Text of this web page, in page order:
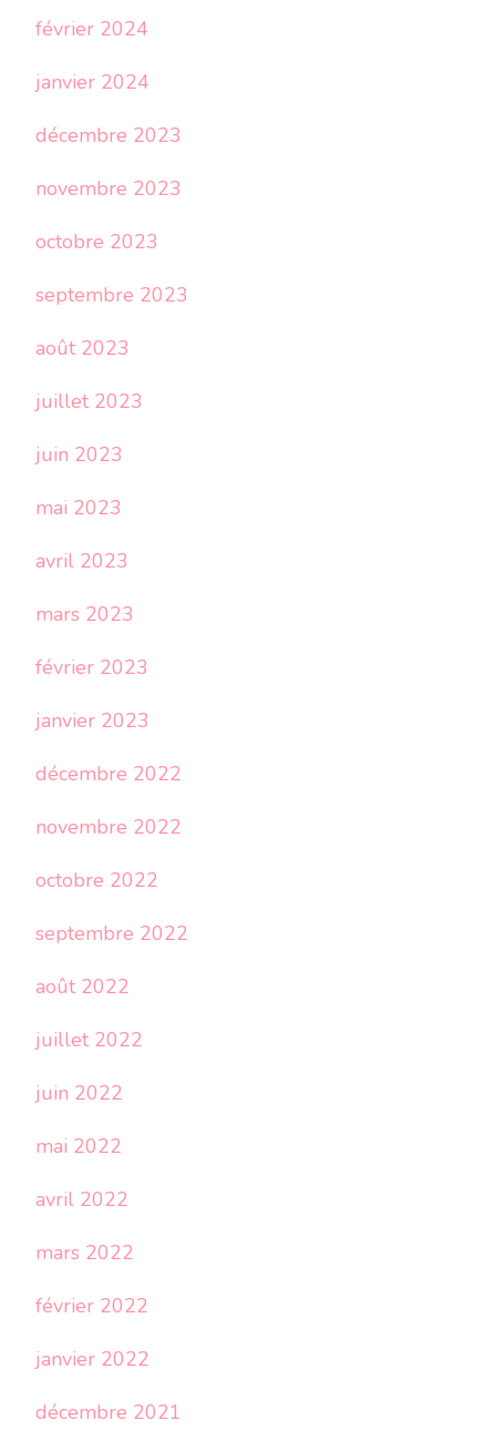
février 2024
janvier 2024
décembre 2023
novembre 2023
octobre 2023
septembre 2023
août 2023
juillet 2023
juin 2023
mai 2023
avril 2023
mars 2023
février 2023
janvier 2023
décembre 2022
novembre 2022
octobre 2022
septembre 2022
août 2022
juillet 2022
juin 2022
mai 2022
avril 2022
mars 2022
février 2022
janvier 2022
décembre 2021